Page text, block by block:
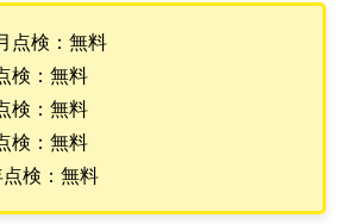
点検：無料
検：無料
検：無料
検：無料
検：無料